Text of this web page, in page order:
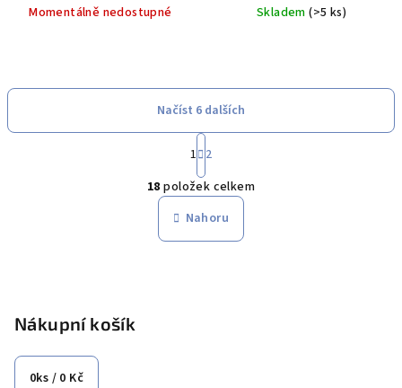
Momentálně nedostupné
Skladem(>5 ks)
O
v
l
á
Načíst 6 dalších
S
t
r
á
n
k
o
1 2
18 položek celkem
Nahoru
Nákupní košík
0ks / 0 Kč